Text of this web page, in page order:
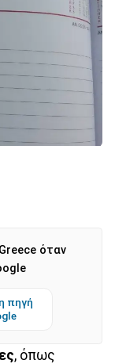
όταν
πηγή
, όπως